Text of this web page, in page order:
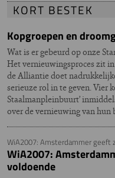
KORT BESTEK
Kopgroepen en
Wat is er gebeurd op onze
Het vernieuwingsproces zit
de Alliantie doet
serieuze rol in te geven. Vier
Staalmanpleinbuurt’
over de vernieuwing van hun
WiA2007: Amsterdammer geeft
WiA2007:
voldoende